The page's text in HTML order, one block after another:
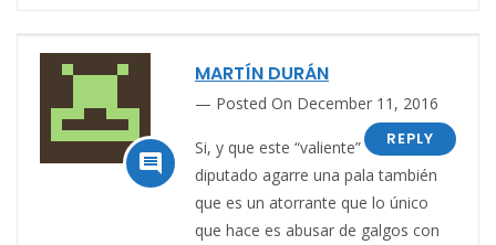

MARTÍN DURÁN
Posted On December 11, 2016
REPLY
Si, y que este “valiente”
diputado agarre una pala también
que es un atorrante que lo único
que hace es abusar de galgos con